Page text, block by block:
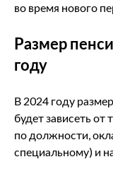
во время нового
Размер
году
В 2024 году
будет зависеть
по должности,
специальному) и